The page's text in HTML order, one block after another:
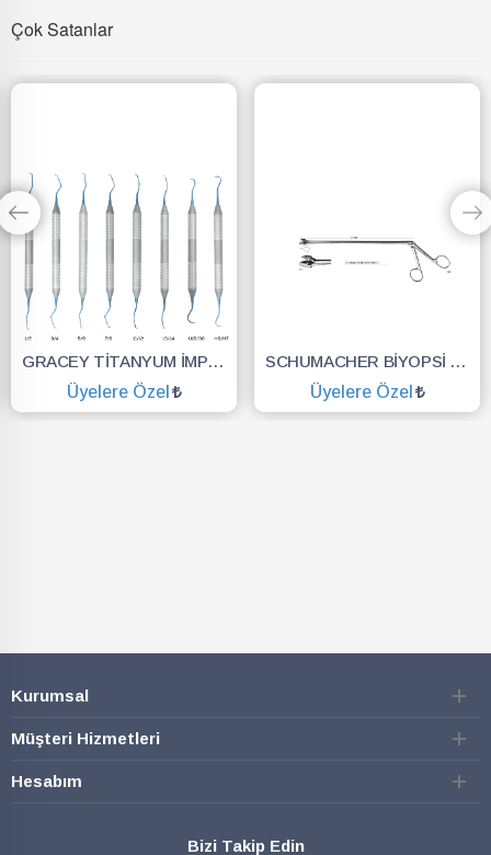
Çok Satanlar
GRACEY TİTANYUM İMPLANT SCALERS 5/6
Üyelere Özel
SCHUMACHER BİYOPSİ FORSEPS BÜYÜK AĞIZ 24 CM
Üyelere Özel
Kurumsal
Müşteri Hizmetleri
Hesabım
Bizi Takip Edin